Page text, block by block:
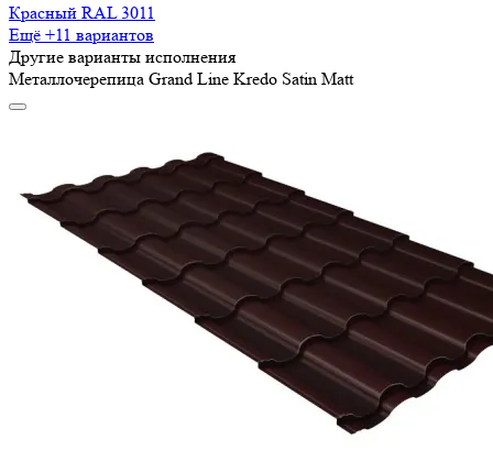
Красный RAL 3011
Ещё +11 вариантов
Другие варианты исполнения
Металлочерепица Grand Line Kredo Satin Matt